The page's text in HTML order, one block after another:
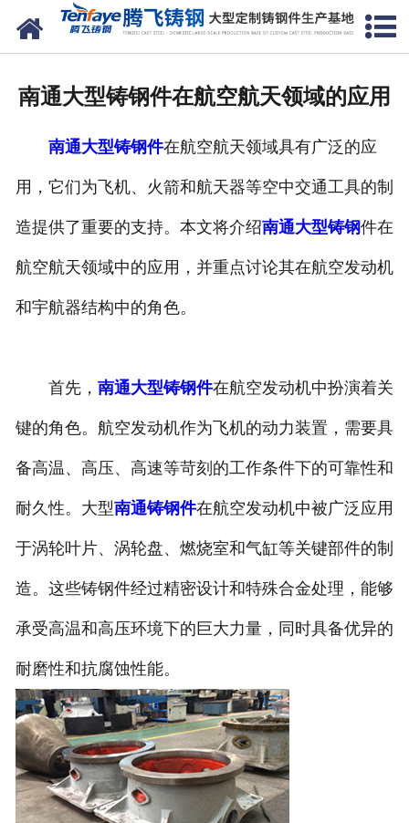
网站首页
生产能力
南通大型铸钢件在航空航天领域的应用
南通大型铸钢件在航空航天领域具有广泛的应
用，它们为飞机、火箭和航天器等空中交通工具的制
造提供了重要的支持。本文将介绍南通大型铸钢件在
航空航天领域中的应用，并重点讨论其在航空发动机
和宇航器结构中的角色。
首先， 南通大型铸钢件在航空发动机中扮演着关
键的角色。航空发动机作为飞机的动力装置，需要具
备高温、高压、高速等苛刻的工作条件下的可靠性和
耐久性。大型南通铸钢件在航空发动机中被广泛应用
于涡轮叶片、涡轮盘、燃烧室和气缸等关键部件的制
造。这些铸钢件经过精密设计和特殊合金处理，能够
承受高温和高压环境下的巨大力量，同时具备优异的
耐磨性和抗腐蚀性能。